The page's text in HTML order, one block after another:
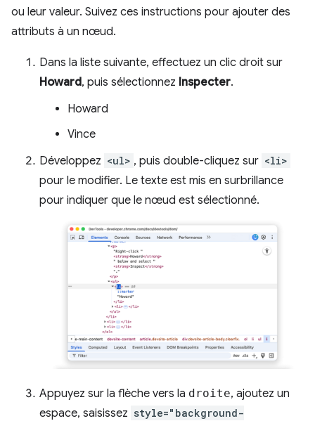
ou leur valeur. Suivez ces instructions pour ajouter des
attributs à un nœud.
Dans la liste suivante, effectuez un clic droit sur
Howard, puis sélectionnez Inspecter.
Howard
Vince
Développez <ul> , puis double-cliquez sur <li>
pour le modifier. Le texte est mis en surbrillance
pour indiquer que le nœud est sélectionné.
Appuyez sur la flèche vers la droite, ajoutez un
espace, saisissez style="background-